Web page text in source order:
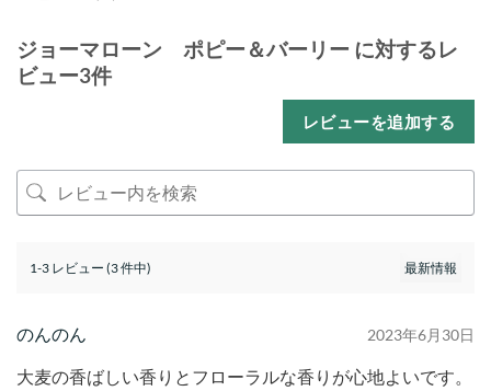
ジョーマローン ポピー＆バーリー に対するレ
ビュー3件
レビューを追加する
1-3 レビュー (3 件中)
のんのん 2023年6月30日
大麦の香ばしい香りとフローラルな香りが心地よいです。